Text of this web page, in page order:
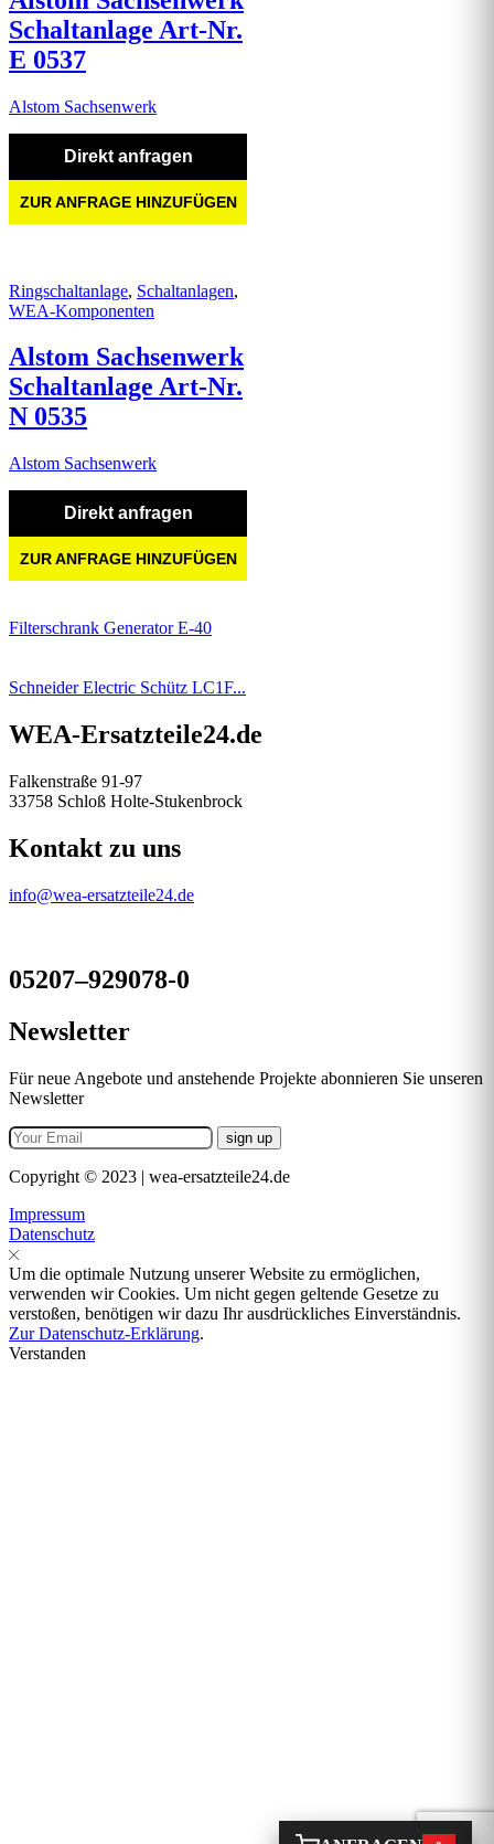
Schaltanlage Art-Nr.
E 0537
Alstom Sachsenwerk
Direkt anfragen
ZUR ANFRAGE HINZUFÜGEN
Ringschaltanlage, Schaltanlagen,
WEA-Komponenten
Alstom Sachsenwerk
Schaltanlage Art-Nr.
N 0535
Alstom Sachsenwerk
Direkt anfragen
ZUR ANFRAGE HINZUFÜGEN
Filterschrank Generator E-40
Schneider Electric Schütz LC1F...
WEA-Ersatzteile24.de
Falkenstraße 91-97
33758 Schloß Holte-Stukenbrock
Kontakt zu uns
info@wea-ersatzteile24.de
05207–929078-0
Newsletter
Für neue Angebote und anstehende Projekte abonnieren Sie unseren
Newsletter
Copyright © 2023 | wea-ersatzteile24.de
Impressum
Datenschutz
Um die optimale Nutzung unserer Website zu ermöglichen,
verwenden wir Cookies. Um nicht gegen geltende Gesetze zu
verstoßen, benötigen wir dazu Ihr ausdrückliches Einverständnis.
Zur Datenschutz-Erklärung.
Verstanden